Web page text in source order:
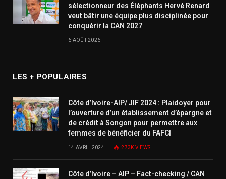
sélectionneur des Éléphants Hervé Renard
veut bâtir une équipe plus disciplinée pour
conquérir la CAN 2027
6 AOÛT 2026
LES + POPULAIRES
Côte d’Ivoire-AIP/ JIF 2024 : Plaidoyer pour
l’ouverture d’un établissement d’épargne et
de crédit à Songon pour permettre aux
femmes de bénéficier du FAFCI
14 AVRIL 2024 273K VIEWS
Côte d’Ivoire – AIP – Fact-checking / CAN